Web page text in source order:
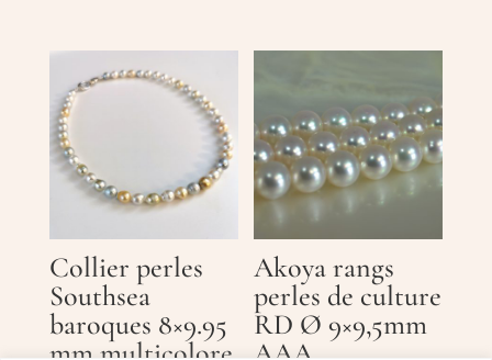
Collier perles
Southsea
baroques 8×9.95
mm multicolore
Akoya rangs
perles de culture
RD Ø 9×9,5mm
AAA